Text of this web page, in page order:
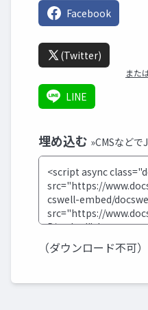
Facebook
(Twitter)
また
LINE
埋め込む »CMSなど
（ダウンロード不可）